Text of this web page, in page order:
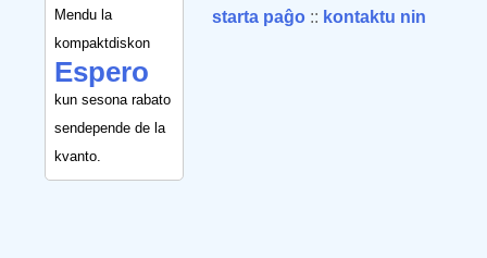
Mendu la
kompaktdiskon
Espero
kun sesona rabato
sendepende de la
kvanto.
starta paĝo :: kontaktu nin